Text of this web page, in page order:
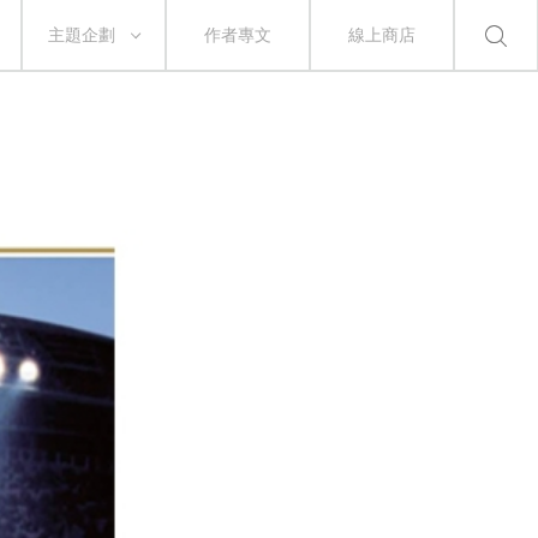
主題企劃 作者專文 線上商店